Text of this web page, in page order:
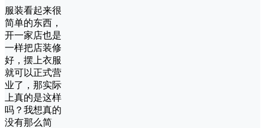
服装看起来很
简单的东西，
开一家店也是
一样把店装修
好，摆上衣服
就可以正式营
业了，那实际
上真的是这样
吗？我想真的
没有那么简